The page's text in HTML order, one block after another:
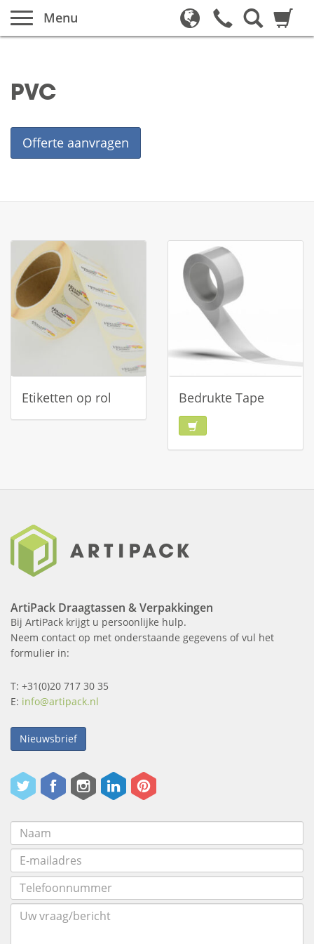
Menu
PVC
Offerte aanvragen
Etiketten op rol Bedrukte Tape
ArtiPack Draagtassen & Verpakkingen
Bij ArtiPack krijgt u persoonlijke hulp.
Neem contact op met onderstaande gegevens of vul het
formulier in:
T: +31(0)20 717 30 35
E: info@artipack.nl
Nieuwsbrief